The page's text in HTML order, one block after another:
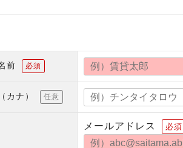
前 必須
カナ） 任意
メールアドレス 必須